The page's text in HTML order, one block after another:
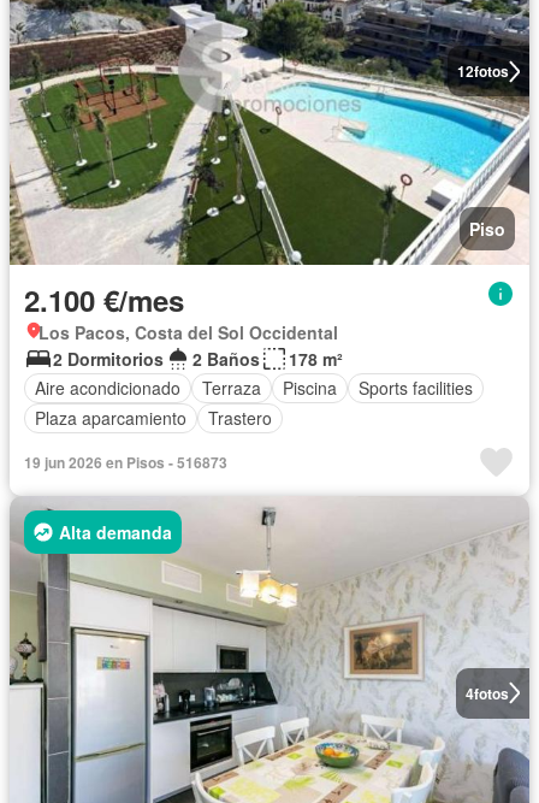
12fotos
Piso
2.100 €/mes
Los Pacos, Costa del Sol Occidental
2 Dormitorios
2 Baños
178 m²
Aire acondicionado
Terraza Piscina
Sports facilities
Plaza aparcamiento
Trastero
19 jun 2026 en Pisos - 516873
4fotos
Alta demanda